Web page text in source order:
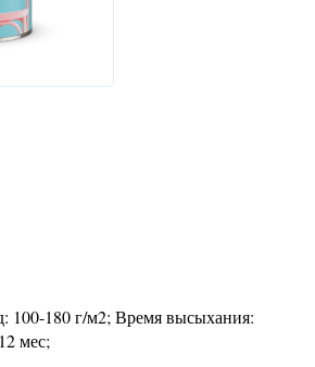
100-180 г/м2; Время высыхания:
мес;